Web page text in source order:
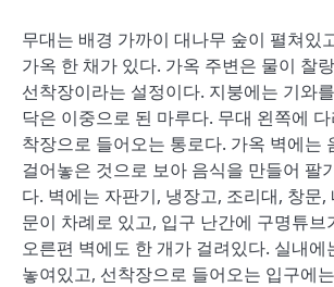
무대는 배경 가까이 대나무 숲이 펼쳐있
가옥 한 채가 있다. 가옥 주변은 물이 찰
선착장이라는 설정이다. 지붕에는 기와
닥은 이중으로 된 마루다. 무대 왼쪽에
착장으로 들어오는 통로다. 가옥 벽에는
걸어놓은 것으로 보아 음식을 만들어 팔
다. 벽에는 자판기, 냉장고, 조리대, 창문,
문이 차례로 있고, 입구 난간에 구명튜브
오른편 벽에도 한 개가 걸려있다. 실내에
놓여있고, 선착장으로 들어오는 입구에